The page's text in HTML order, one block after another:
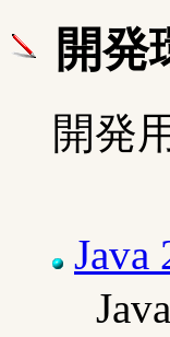
開発
開発
Java